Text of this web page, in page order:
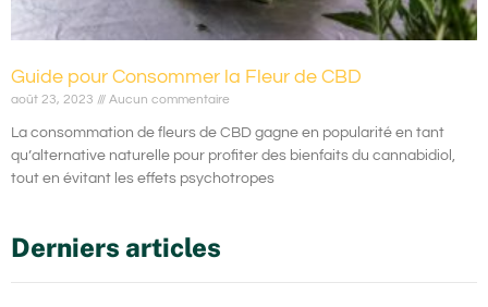
Guide pour Consommer la Fleur de CBD
août 23, 2023 Aucun commentaire
La consommation de fleurs de CBD gagne en popularité en tant
qu’alternative naturelle pour profiter des bienfaits du cannabidiol,
tout en évitant les effets psychotropes
Derniers articles